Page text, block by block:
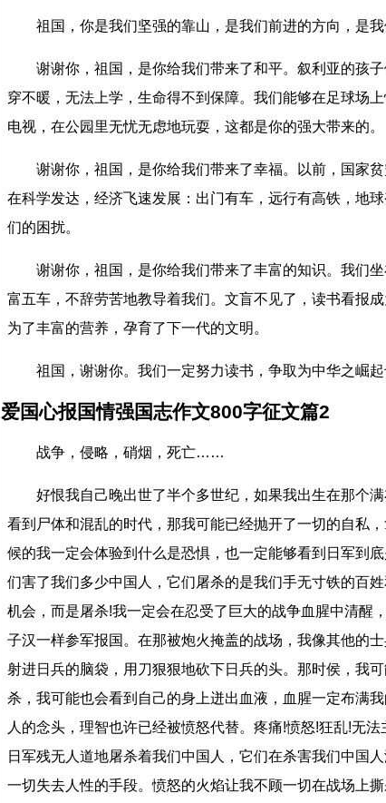
祖国，你是我们坚强的靠山，是我们前进的方向，是我
谢谢你，祖国，是你给我们带来了和平。叙利亚的孩
穿不暖，无法上学，生命得不到保障。我们能够在足球场
电视，在公园里无忧无虑地玩耍，这都是你的强大带来的。
谢谢你，祖国，是你给我们带来了幸福。以前，国家
在科学发达，经济飞速发展：出门有车，远行有高铁，地
们的困扰。
谢谢你，祖国，是你给我们带来了丰富的知识。我们
富五车，不辞劳苦地教导着我们。文盲不见了，读书看报
为了丰富的营养，孕育了下一代的文明。
祖国，谢谢你。我们一定努力读书，争取为中华之崛起
爱国心报国情强国志作文800字征文篇2
战争，侵略，硝烟，死亡……
好恨我自己晚出世了半个多世纪，如果我出生在那个
看到尸体和混乱的时代，那我可能已经抛开了一切的自私
候的我一定会体验到什么是恐惧，也一定能够看到日军到
们害了我们多少中国人，它们屠杀的是我们手无寸铁的百
机会，而是屠杀!我一定会在忍受了巨大的战争血腥中清醒
子汉一样参军报国。在那被炮火掩盖的战场，我像其他的
射进日兵的脑袋，用刀狠狠地砍下日兵的头。那时侯，我
杀，我可能也会看到自己的身上迸出血液，血腥一定布满
人的念头，理智也许已经被愤怒代替。疼痛!愤怒!狂乱!无法
日军残无人道地屠杀着我们中国人，它们在杀害我们中国
一切失去人性的手段。愤怒的火焰让我不顾一切在战场上